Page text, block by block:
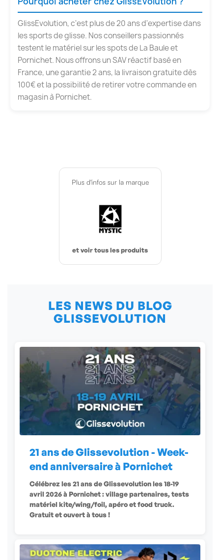
GlissEvolution, c'est plus de 20 ans d'expertise dans
les sports de glisse. Nos conseillers passionnés
testent le matériel sur les spots de La Baule et
Pornichet. Nous offrons un SAV réactif basé en
France, une garantie 2 ans, la livraison gratuite dès
100€ et la possibilité de retirer votre commande en
magasin à Pornichet.
Plus d'infos sur la marque
et voir tous les produits
LES NEWS DU BLOG
GLISSEVOLUTION
21 ans de Glissevolution - Week-
end anniversaire à Pornichet
Célébrez les 21 ans de Glissevolution les 18-19
avril 2026 à Pornichet : village partenaires, tests
matériel kite/wing/foil, apéro et food truck.
Gratuit et ouvert à tous !